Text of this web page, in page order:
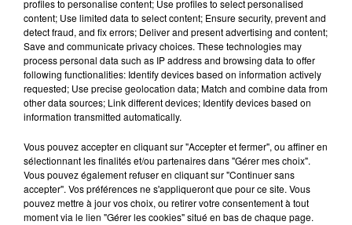
clôturera la visite avec pour les
adultes des vins de différentes
couleurs et saveurs et pour les
enfants des jus de différents fruits
La famille va vivre un moment
unique de partages, de
découvertes et de saveurs dans un
univers souvent réservée aux
adultes.
profiles to personalise content; Use profiles to select personalised
content; Use limited data to select content; Ensure security, prevent and
detect fraud, and fix errors; Deliver and present advertising and content;
Save and communicate privacy choices. These technologies may
process personal data such as IP address and browsing data to offer
following functionalities: Identify devices based on information actively
requested; Use precise geolocation data; Match and combine data from
other data sources; Link different devices; Identify devices based on
information transmitted automatically.
Vous pouvez accepter en cliquant sur "Accepter et fermer", ou affiner en
sélectionnant les finalités et/ou partenaires dans "Gérer mes choix".
Vous pouvez également refuser en cliquant sur "Continuer sans
accepter". Vos préférences ne s'appliqueront que pour ce site. Vous
pouvez mettre à jour vos choix, ou retirer votre consentement à tout
moment via le lien "Gérer les cookies" situé en bas de chaque page.